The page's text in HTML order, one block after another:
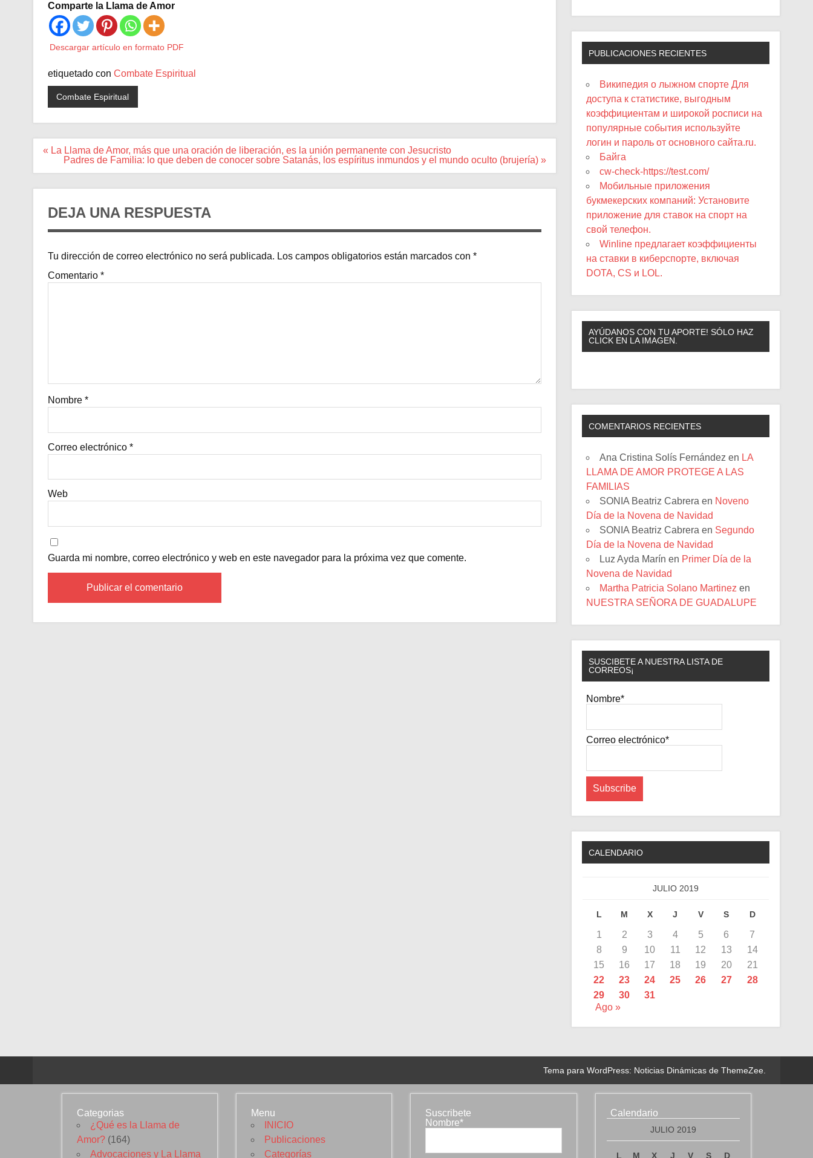
Comparte la Llama de Amor
Descargar artículo en formato PDF
etiquetado con Combate Espiritual
Combate Espiritual
Navegación
« La Llama de Amor, más que una oración de liberación, es la unión permanente con Jesucristo
Padres de Familia: lo que deben de conocer sobre Satanás, los espíritus inmundos y el mundo oculto (brujería) »
DEJA UNA RESPUESTA
Tu dirección de correo electrónico no será publicada. Los campos obligatorios están marcados con *
Comentario *
Nombre *
Correo electrónico *
Web
Guarda mi nombre, correo electrónico y web en este navegador para la próxima vez que comente.
PUBLICACIONES RECIENTES
Википедия о лыжном спорте Для
доступа к статистике, выгодным
коэффициентам и широкой росписи на
популярные события используйте
логин и пароль от основного сайта.ru.
Байга
cw-check-https://test.com/
Мобильные приложения
букмекерских компаний: Установите
приложение для ставок на спорт на
свой телефон.
Winline предлагает коэффициенты
на ставки в киберспорте, включая
DOTA, CS и LOL.
AYÚDANOS CON TU APORTE! SÓLO HAZ
CLICK EN LA IMAGEN.
COMENTARIOS RECIENTES
Ana Cristina Solís Fernández en LA
LLAMA DE AMOR PROTEGE A LAS
FAMILIAS
SONIA Beatriz Cabrera en Noveno
Día de la Novena de Navidad
SONIA Beatriz Cabrera en Segundo
Día de la Novena de Navidad
Luz Ayda Marín en Primer Día de la
Novena de Navidad
Martha Patricia Solano Martinez en
NUESTRA SEÑORA DE GUADALUPE
SUSCIBETE A NUESTRA LISTA DE
CORREOS¡
Nombre*
Correo electrónico*
CALENDARIO
JULIO 2019
L M X J V S D
1 2 3 4 5 6
7
8
9 10 11 12 13
14
15
16 17 18 19 20
21
22
23 24 25 26 27
28
29
30
31
Ago »
Tema para WordPress: Noticias Dinámicas de ThemeZee.
Categorias
¿Qué es la Llama de
Amor? (164)
Advocaciones y La Llama
Menu
INICIO
Publicaciones
Categorías
Suscribete
Nombre*
Calendario
JULIO 2019
L M X J V S D